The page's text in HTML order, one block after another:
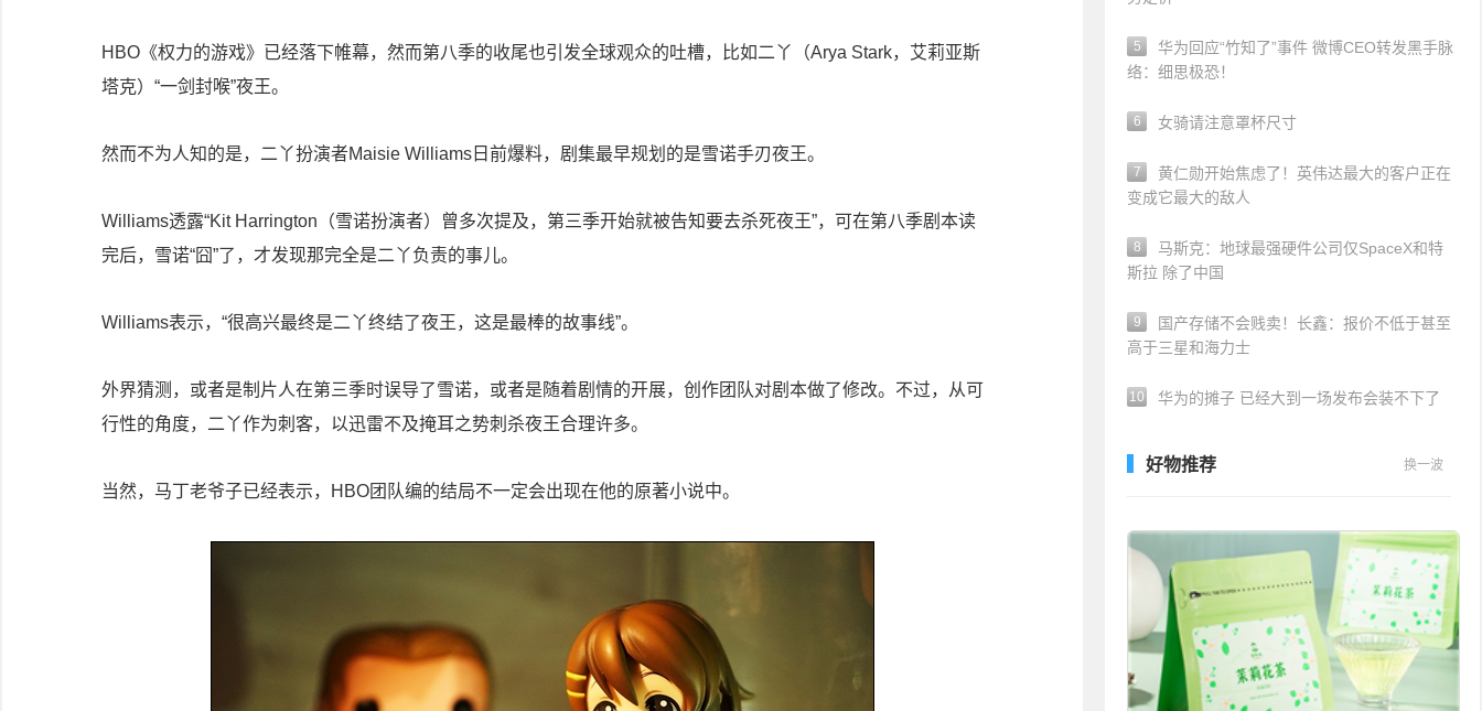
HBO《权力的游戏》已经落下帷幕，然而第八季的收尾也引发全球观众的吐槽，比如二丫（Arya Stark，艾莉亚斯
塔克）“一剑封喉”夜王。
然而不为人知的是，二丫扮演者Maisie Williams日前爆料，剧集最早规划的是雪诺手刃夜王。
Williams透露“Kit Harrington（雪诺扮演者）曾多次提及，第三季开始就被告知要去杀死夜王”，可在第八季剧本读
完后，雪诺“囧”了，才发现那完全是二丫负责的事儿。
Williams表示，“很高兴最终是二丫终结了夜王，这是最棒的故事线”。
外界猜测，或者是制片人在第三季时误导了雪诺，或者是随着剧情的开展，创作团队对剧本做了修改。不过，从可
行性的角度，二丫作为刺客，以迅雷不及掩耳之势刺杀夜王合理许多。
当然，马丁老爷子已经表示，HBO团队编的结局不一定会出现在他的原著小说中。
5
华为回应“竹知了”事件 微博CEO转发黑手脉
络：细思极恐！
6 女骑请注意罩杯尺寸
7
黄仁勋开始焦虑了！英伟达最大的客户正在
变成它最大的敌人
8
马斯克：地球最强硬件公司仅SpaceX和特
斯拉 除了中国
9
国产存储不会贱卖！长鑫：报价不低于甚至
高于三星和海力士
10 华为的摊子 已经大到一场发布会装不下了
好物推荐 换一波